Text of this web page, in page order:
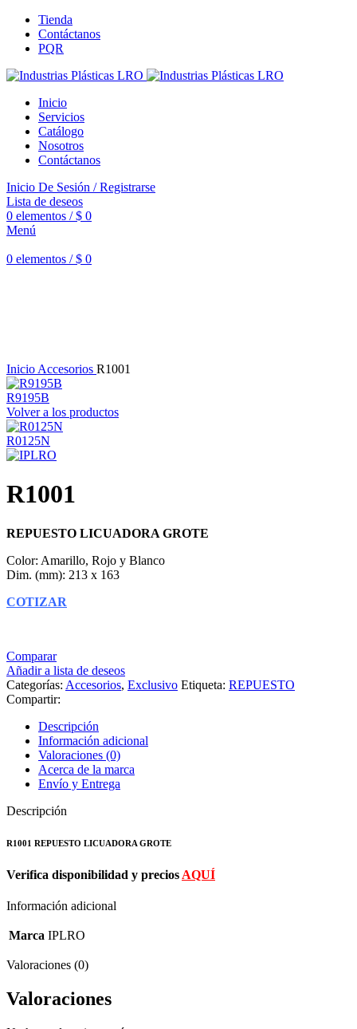
Tienda
Contáctanos
PQR
Inicio
Servicios
Catálogo
Nosotros
Contáctanos
Inicio De Sesión / Registrarse
Lista de deseos
0 elementos / $ 0
Menú
0 elementos / $ 0
Inicio Accesorios R1001
R9195B
Volver a los productos
R0125N
R1001
REPUESTO LICUADORA GROTE
Color: Amarillo, Rojo y Blanco
Dim. (mm): 213 x 163
COTIZAR
Comparar
Añadir a lista de deseos
Categorías: Accesorios, Exclusivo Etiqueta: REPUESTO
Compartir:
Descripción
Información adicional
Valoraciones (0)
Acerca de la marca
Envío y Entrega
Descripción
R1001 REPUESTO LICUADORA GROTE
Verifica disponibilidad y precios AQUÍ
Información adicional
Marca IPLRO
Valoraciones (0)
Valoraciones